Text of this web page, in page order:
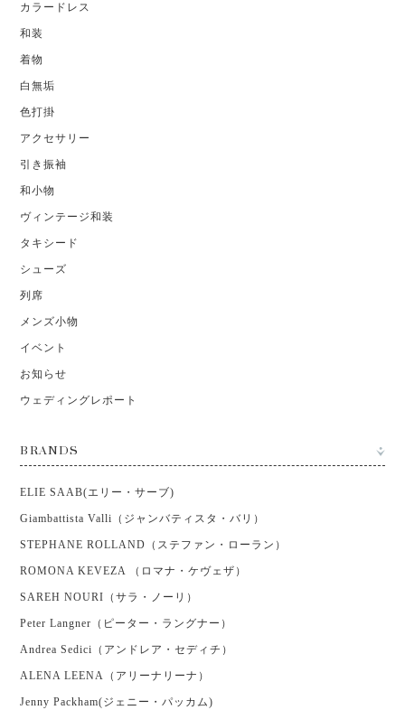
カラードレス
和装
着物
白無垢
色打掛
アクセサリー
引き振袖
和小物
ヴィンテージ和装
タキシード
シューズ
列席
メンズ小物
イベント
お知らせ
ウェディングレポート
BRANDS
ELIE SAAB(エリー・サーブ)
Giambattista Valli（ジャンバティスタ・バリ）
STEPHANE ROLLAND（ステファン・ローラン）
ROMONA KEVEZA （ロマナ・ケヴェザ）
SAREH NOURI（サラ・ノーリ）
Peter Langner（ピーター・ラングナー）
Andrea Sedici（アンドレア・セディチ）
ALENA LEENA（アリーナリーナ）
Jenny Packham(ジェニー・パッカム)